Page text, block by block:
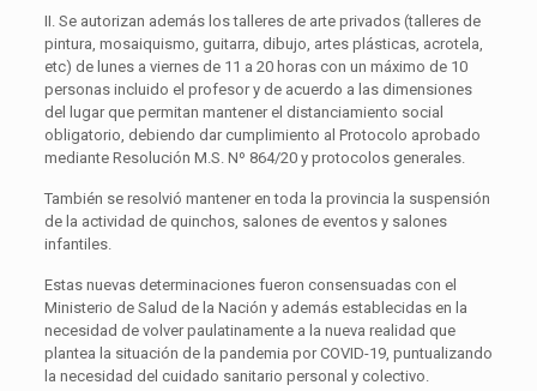
II. Se autorizan además los talleres de arte privados (talleres de
pintura, mosaiquismo, guitarra, dibujo, artes plásticas, acrotela,
etc) de lunes a viernes de 11 a 20 horas con un máximo de 10
personas incluido el profesor y de acuerdo a las dimensiones
del lugar que permitan mantener el distanciamiento social
obligatorio, debiendo dar cumplimiento al Protocolo aprobado
mediante Resolución M.S. Nº 864/20 y protocolos generales.
También se resolvió mantener en toda la provincia la suspensión
de la actividad de quinchos, salones de eventos y salones
infantiles.
Estas nuevas determinaciones fueron consensuadas con el
Ministerio de Salud de la Nación y además establecidas en la
necesidad de volver paulatinamente a la nueva realidad que
plantea la situación de la pandemia por COVID-19, puntualizando
la necesidad del cuidado sanitario personal y colectivo.